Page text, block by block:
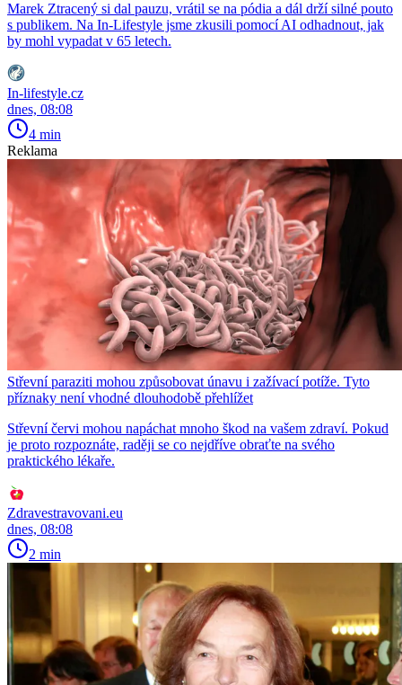
Marek Ztracený si dal pauzu, vrátil se na pódia a dál drží silné pouto
s publikem. Na In-Lifestyle jsme zkusili pomocí AI odhadnout, jak
by mohl vypadat v 65 letech.
In-lifestyle.cz
dnes, 08:08
4 min
Reklama
Střevní paraziti mohou způsobovat únavu i zažívací potíže. Tyto
příznaky není vhodné dlouhodobě přehlížet
Střevní červi mohou napáchat mnoho škod na vašem zdraví. Pokud
je proto rozpoznáte, raději se co nejdříve obraťte na svého
praktického lékaře.
Zdravestravovani.eu
dnes, 08:08
2 min